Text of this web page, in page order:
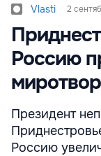
Vlasti 2
Россию
Президент
Россию